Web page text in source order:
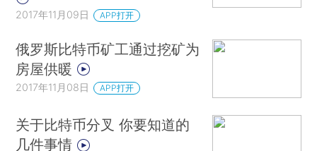
2017年11月09日 APP打开
俄罗斯比特币矿工通过挖矿为
房屋供暖
2017年11月08日 APP打开
关于比特币分叉 你要知道的
几件事情